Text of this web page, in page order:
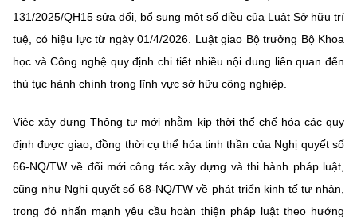
Vietnamese English
Điều khoản sử dụng Theo dõi MST: Góp ý
Cơ quan chủ quản: Bộ Khoa học và Công nghệ (MST)
Chịu trách nhiệm nội dung: Nguyễn Thị Hải Hằng
131/2025/QH15 sửa đổi, bổ sung một số điều của Luật Sở hữu trí
tuệ, có hiệu lực từ ngày 01/4/2026. Luật giao Bộ trưởng Bộ Khoa
học và Công nghệ quy định chi tiết nhiều nội dung liên quan đến
thủ tục hành chính trong lĩnh vực sở hữu công nghiệp.
Việc xây dựng Thông tư mới nhằm kịp thời thể chế hóa các quy
định được giao, đồng thời cụ thể hóa tinh thần của Nghị quyết số
66-NQ/TW về đổi mới công tác xây dựng và thi hành pháp luật,
cũng như Nghị quyết số 68-NQ/TW về phát triển kinh tế tư nhân,
trong đó nhấn mạnh yêu cầu hoàn thiện pháp luật theo hướng